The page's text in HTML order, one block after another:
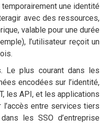
une identité
avec des ressources,
valable pour une durée
l’utilisateur reçoit un
Le plus courant dans les
encodées sur l’identité,
les API, et les applications
entre services tiers
les SSO d’entreprise